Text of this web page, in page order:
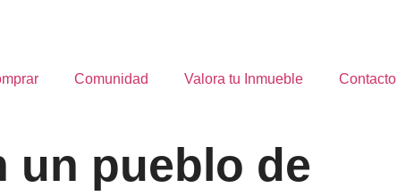
Comunidad Valora tu Inmueble Contacto
un pueblo de